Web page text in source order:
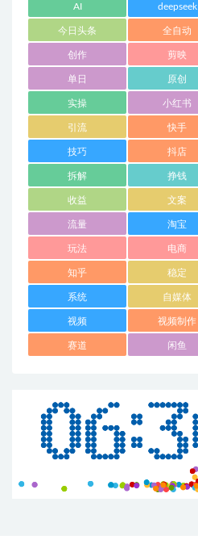
AI deepseek
今日头条 全自动
创作 剪映
单日 原创
实操 小红书
引流 快手
技巧 抖店
拆解 挣钱
收益 文案
流量 淘宝
玩法 电商
知乎 稳定
系统 自媒体
视频 视频制作
赛道 闲鱼